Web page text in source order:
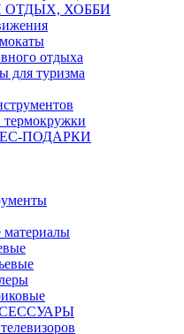
ХОББИ
отдыха
для туризма
ПОДАРКИ
материалы